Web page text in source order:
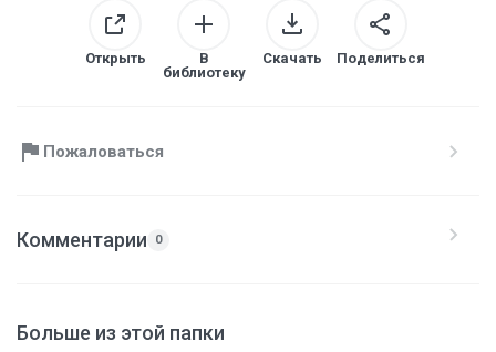
Открыть
В
библиотеку
Скачать Поделиться
Пожаловаться
Комментарии 0
Больше из этой папки